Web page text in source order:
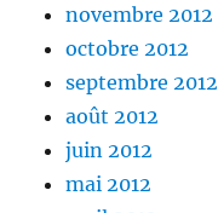
novembre 2012
octobre 2012
septembre 2012
août 2012
juin 2012
mai 2012